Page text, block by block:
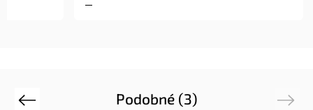
Podobné (3)
Previous Next